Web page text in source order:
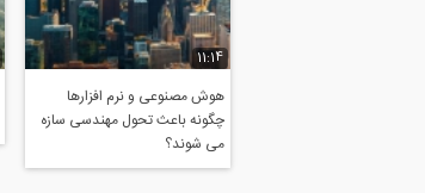
11:14
هوش مصنوعی و نرم افزارها
چگونه باعث تحول مهندسی سازه
می شوند؟